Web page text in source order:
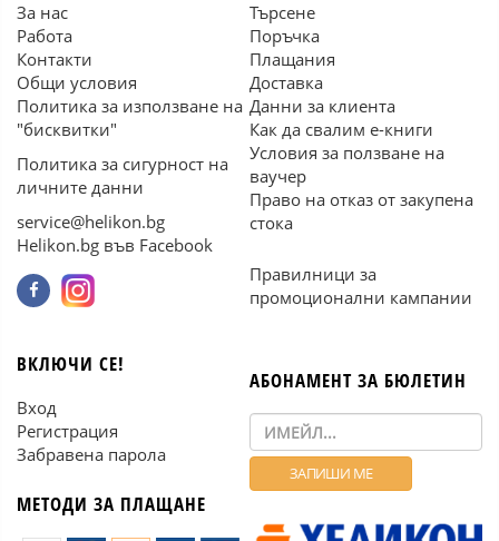
За нас
Работа
Контакти
Общи условия
Политика за използване на
"бисквитки"
Политика за сигурност на
личните данни
service@helikon.bg
Helikon.bg във Facebook
Търсене
Поръчка
Плащания
Доставка
Данни за клиента
Как да свалим е-книги
Условия за ползване на
ваучер
Право на отказ от закупена
стока
Правилници за
промоционални кампании
ВКЛЮЧИ СЕ!
Вход
Регистрация
Забравена парола
МЕТОДИ ЗА ПЛАЩАНЕ
АБОНАМЕНТ ЗА БЮЛЕТИН